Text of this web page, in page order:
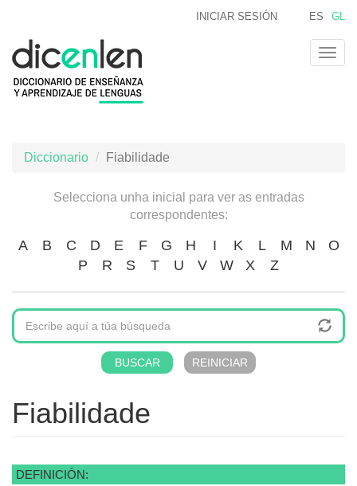
contido
principal
ES GL
INICIAR SESIÓN
Diccionario Fiabilidade
Selecciona unha inicial para ver as entradas
correspondentes:
A B C D E F G H I K L M N
O
P
R S T U V W X Z
Fiabilidade
DEFINICIÓN: